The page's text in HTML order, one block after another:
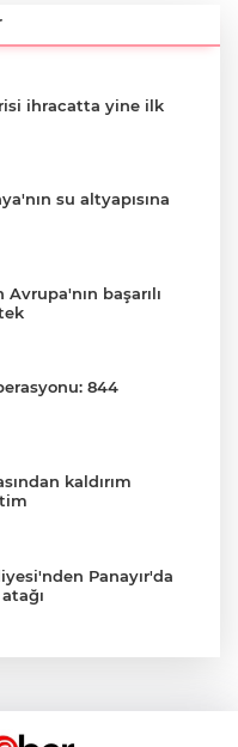
ihracatta yine ilk
su altyapısına
başarılı
844
kaldırım
Panayır'da